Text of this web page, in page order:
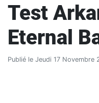
Test
Eternal
Publié le Jeudi 17 Novembre